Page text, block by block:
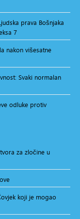
prava Bošnjaka
7
nakon višesatne
Svaki normalan
odluke protiv
za zločine u
koji je mogao